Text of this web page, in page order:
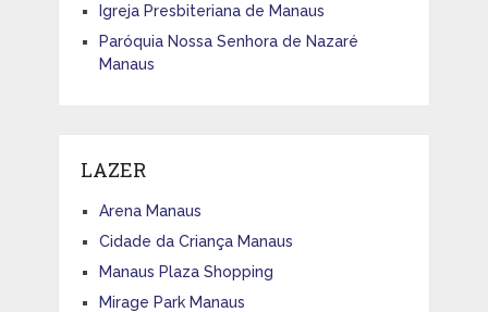
Igreja Presbiteriana de Manaus
Paróquia Nossa Senhora de Nazaré
Manaus
LAZER
Arena Manaus
Cidade da Criança Manaus
Manaus Plaza Shopping
Mirage Park Manaus